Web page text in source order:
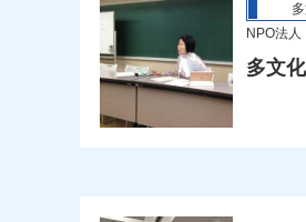
NPO法
多文